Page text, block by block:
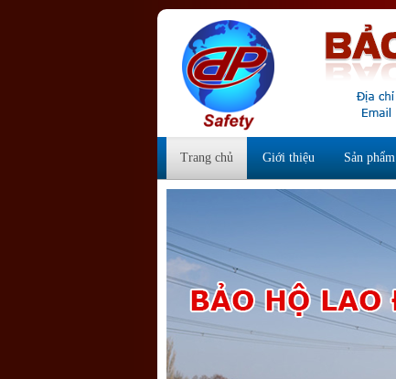
Trang chủ Giới thiệu Sản phẩm